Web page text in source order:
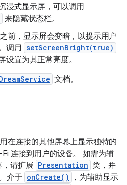
浸式显示屏，可以调用
来隐藏状态栏。
前，显示屏会变暗，以提示用户
调用 setScreenBright(true)
设置为其正常亮度。
DreamService 文档。
在连接的其他屏幕上显示独特的
连接到用户的设备。 如需为辅
请扩展 Presentation 类，并
介于 onCreate()
，为辅助显示